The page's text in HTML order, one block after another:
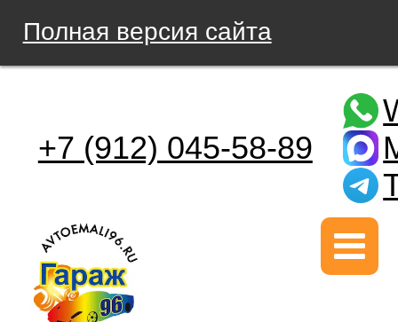
Полная версия сайта
+7 (912) 045-58-89